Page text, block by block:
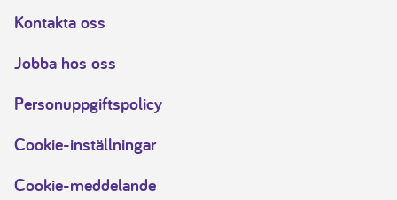
Kontakta oss
Jobba hos oss
Personuppgiftspolicy
Cookie-inställningar
Cookie-meddelande